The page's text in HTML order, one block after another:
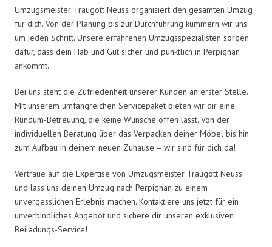
Umzugsmeister Traugott Neuss organisiert den gesamten Umzug
für dich. Von der Planung bis zur Durchführung kümmern wir uns
um jeden Schritt. Unsere erfahrenen Umzugsspezialisten sorgen
dafür, dass dein Hab und Gut sicher und pünktlich in Perpignan
ankommt.
Bei uns steht die Zufriedenheit unserer Kunden an erster Stelle.
Mit unserem umfangreichen Servicepaket bieten wir dir eine
Rundum-Betreuung, die keine Wünsche offen lässt. Von der
individuellen Beratung über das Verpacken deiner Möbel bis hin
zum Aufbau in deinem neuen Zuhause – wir sind für dich da!
Vertraue auf die Expertise von Umzugsmeister Traugott Neuss
und lass uns deinen Umzug nach Perpignan zu einem
unvergesslichen Erlebnis machen. Kontaktiere uns jetzt für ein
unverbindliches Angebot und sichere dir unseren exklusiven
Beiladungs-Service!